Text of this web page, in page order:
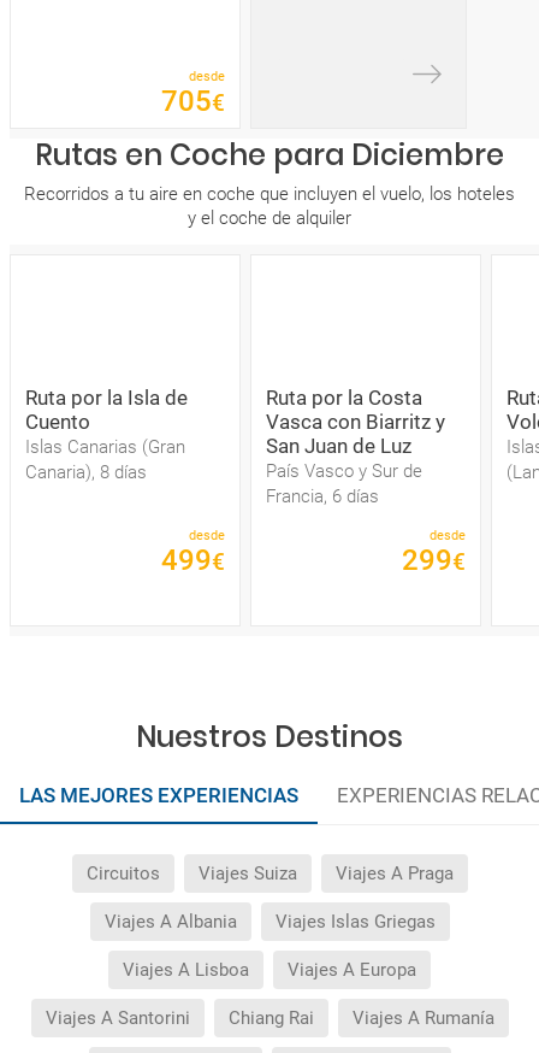
desde
705€
Rutas en Coche para Diciembre
Recorridos a tu aire en coche que incluyen el vuelo, los hoteles
y el coche de alquiler
Ruta por la Isla de
Cuento
Islas Canarias (Gran
Canaria), 8 días
desde
499€
Ruta por la Costa
Vasca con Biarritz y
San Juan de Luz
País Vasco y Sur de
Francia, 6 días
desde
299€
Nuestros Destinos
LAS MEJORES EXPERIENCIAS EXPERIENCIAS
Circuitos Viajes Suiza Viajes A Praga
Viajes A Albania Viajes Islas Griegas
Viajes A Lisboa Viajes A Europa
Viajes A Santorini Chiang Rai Viajes A Rumanía